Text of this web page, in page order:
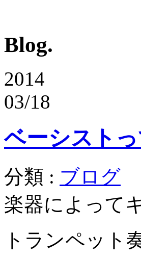
Blog.
2014
03/18
ベーシスト
分類 : ブログ
楽器によって
トランペッ